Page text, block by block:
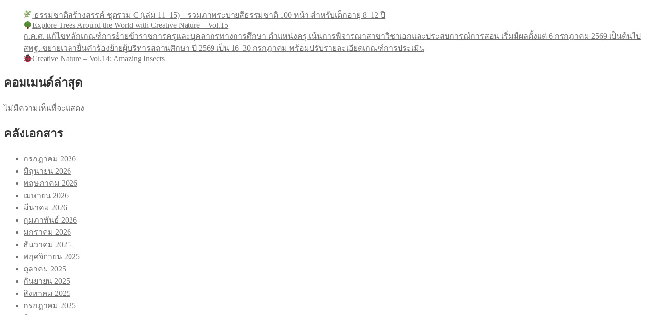
ธรรมชาติสร้างสรรค์ ชุดรวม C (เล่ม 11–15) – รวมภาพระบายสีธรรมชาติ 100 หน้า สำหรับเด็กอายุ 8–12 ปี
Explore Trees Around the World with Creative Nature – Vol.15
ก.ค.ศ. แก้ไขหลักเกณฑ์การย้ายข้าราชการครูและบุคลากรทางการศึกษา ตำแหน่งครู เน้นการพิจารณาสาขาวิชาเอกและประสบการณ์การสอน เริ่มมีผลตั้งแต่ 6 กรกฎาคม 2569 เป็นต้นไป
สพฐ. ขยายเวลายื่นคำร้องย้ายผู้บริหารสถานศึกษา ปี 2569 เป็น 16–30 กรกฎาคม พร้อมปรับรายละเอียดเกณฑ์การประเมิน
Creative Nature – Vol.14: Amazing Insects
คอมเมนด์ล่าสุด
ไม่มีความเห็นที่จะแสดง
คลังเอกสาร
กรกฎาคม 2026
มิถุนายน 2026
พฤษภาคม 2026
เมษายน 2026
มีนาคม 2026
กุมภาพันธ์ 2026
มกราคม 2026
ธันวาคม 2025
พฤศจิกายน 2025
ตุลาคม 2025
กันยายน 2025
สิงหาคม 2025
กรกฎาคม 2025